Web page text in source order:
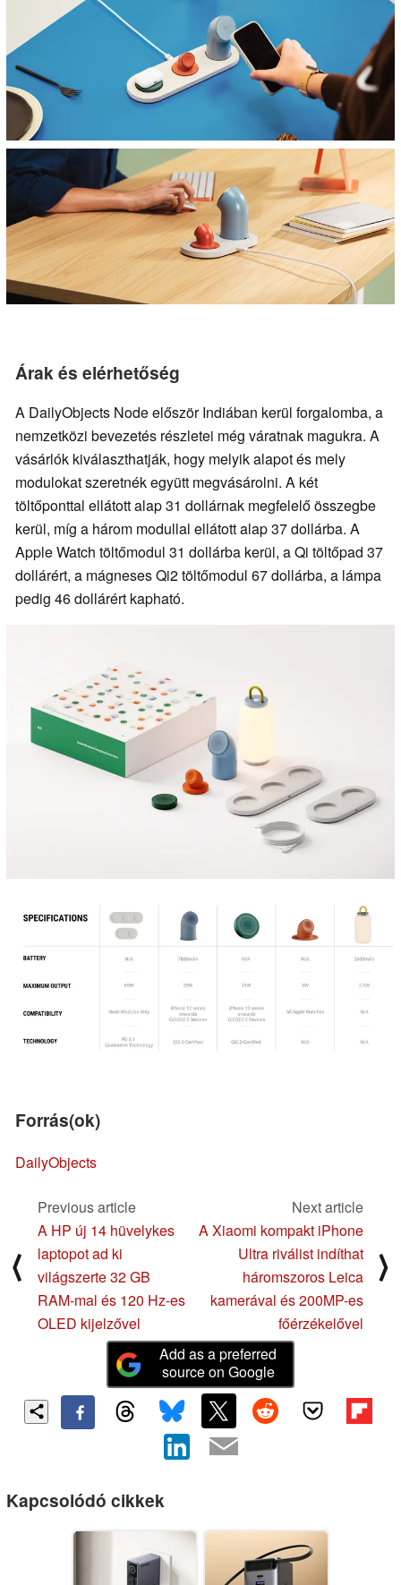
Árak és elérhetőség
A DailyObjects Node először Indiában kerül forgalomba, a
nemzetközi bevezetés részletei még váratnak magukra. A
vásárlók kiválaszthatják, hogy melyik alapot és mely
modulokat szeretnék együtt megvásárolni. A két
töltőponttal ellátott alap 31 dollárnak megfelelő összegbe
kerül, míg a három modullal ellátott alap 37 dollárba. A
Apple Watch töltőmodul 31 dollárba kerül, a Qi töltőpad 37
dollárért, a mágneses Qi2 töltőmodul 67 dollárba, a lámpa
pedig 46 dollárért kapható.
Forrás(ok)
DailyObjects
⟨
Previous article
A HP új 14 hüvelykes
laptopot ad ki
világszerte 32 GB
RAM-mal és 120 Hz-es
OLED kijelzővel
Next article
A Xiaomi kompakt iPhone
Ultra riválist indíthat
háromszoros Leica
kamerával és 200MP-es
főérzékelővel
⟩
Add as a preferred
source on Google
Kapcsolódó cikkek